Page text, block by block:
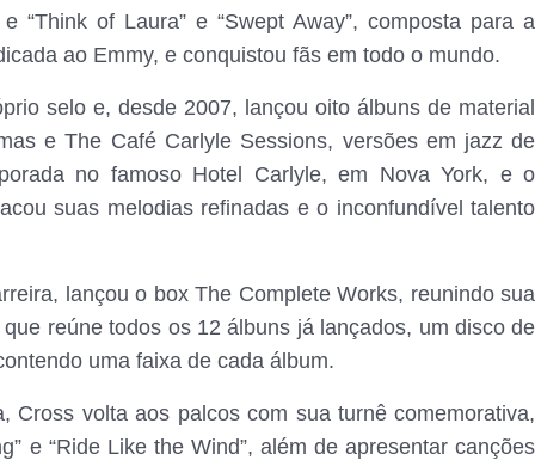
“Think of Laura” e “Swept Away”, composta para a
ao Emmy, e conquistou fãs em todo o mundo.
selo e, desde 2007, lançou oito álbuns de material
e The Café Carlyle Sessions, versões em jazz de
no famoso Hotel Carlyle, em Nova York, e o
suas melodias refinadas e o inconfundível talento
lançou o box The Complete Works, reunindo sua
reúne todos os 12 álbuns já lançados, um disco de
uma faixa de cada álbum.
Cross volta aos palcos com sua turnê comemorativa,
e “Ride Like the Wind”, além de apresentar canções